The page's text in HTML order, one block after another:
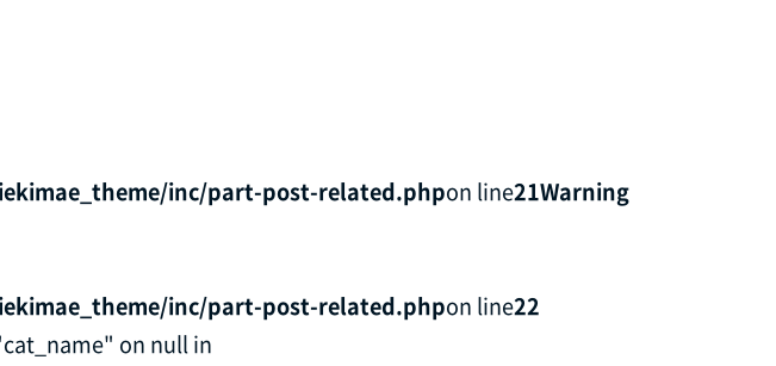
inc/part-post-related.phpon line21Warning
inc/part-post-related.phpon line22
on null in